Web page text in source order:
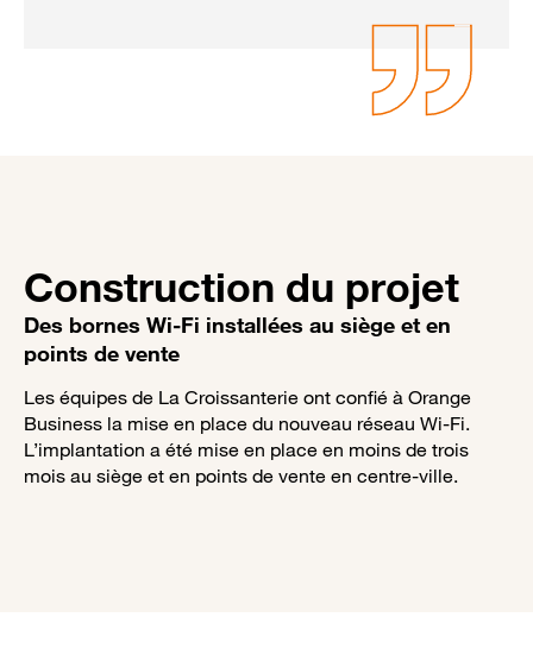
Construction du projet
Des bornes Wi-Fi installées au siège et en
points de vente
Les équipes de La Croissanterie ont confié à Orange
Business la mise en place du nouveau réseau Wi-Fi.
L’implantation a été mise en place en moins de trois
mois au siège et en points de vente en centre-ville.